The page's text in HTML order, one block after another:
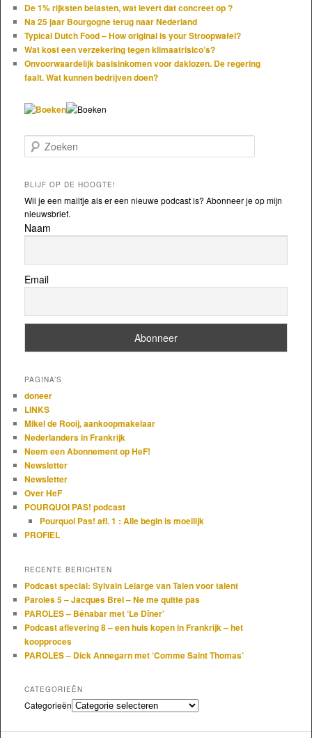
De 1% rijksten belasten, wat levert dat concreet op ?
Na 25 jaar Bourgogne terug naar Nederland
Typical Dutch Food – How original is your Stroopwafel?
Wat kost een verzekering tegen klimaatrisico’s?
Onvoorwaardelijk basisinkomen voor daklozen. De regering
faalt. Wat kunnen bedrijven doen?
Zoeken
BLIJF OP DE HOOGTE!
Wil je een mailtje als er een nieuwe podcast is? Abonneer je op mijn
nieuwsbrief.
Naam
Email
PAGINA’S
doneer
LINKS
Mikel de Rooij, aankoopmakelaar
Nederlanders in Frankrijk
Neem een Abonnement op HeF!
Newsletter
Newsletter
Over HeF
POURQUOI PAS! podcast
Pourquoi Pas! afl. 1 : Alle begin is moeilijk
PROFIEL
RECENTE BERICHTEN
Podcast special: Sylvain Lelarge van Talen voor talent
Paroles 5 – Jacques Brel – Ne me quitte pas
PAROLES – Bénabar met ‘Le Dîner’
Podcast aflevering 8 – een huis kopen in Frankrijk – het
koopproces
PAROLES – Dick Annegarn met ‘Comme Saint Thomas’
CATEGORIEËN
Categorieën